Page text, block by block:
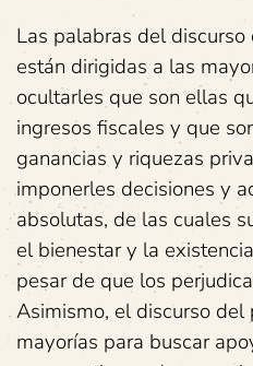
Las palabras del
están dirigidas a las
ocultarles que son ellas
ingresos fiscales y que
ganancias y riquezas
imponerles decisiones y
absolutas, de las cuales
el bienestar y la
pesar de que los
Asimismo, el discurso del
mayorías para buscar